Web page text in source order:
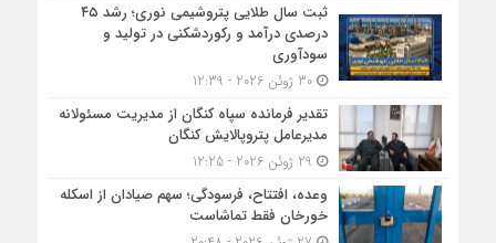
ثبت سال طلایی پتروشیمی نوری؛ رشد ۴۵
درصدی درآمد و رکوردشکنی در تولید و
سودآوری
30 ژوئن 2026 - 12:39
تقدیر فرمانده سپاه کنگان از مدیریت مسئولانه
مدیرعامل پتروپالایش کنگان
وعده، افتتاح، فرسودگی؛ سهم صیادان از اسکله
خورخان فقط تماشاست